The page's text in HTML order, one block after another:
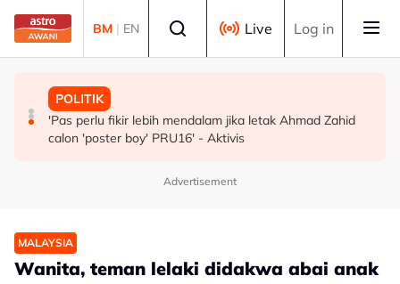
Skip to main content
BM | EN Live Log in
POLITIK
BN cari formula elak perpecahan undi Melayu - Razlan
Rafii
MALAYSIA
Malaysia, Singapura perkukuh kerjasama sektor tenaga
kerja
POLITIK
'Pas perlu fikir lebih mendalam jika letak Ahmad Zahid
calon 'poster boy' PRU16' - Aktivis
Advertisement
MALAYSIA
Wanita, teman lelaki didakwa abai anak